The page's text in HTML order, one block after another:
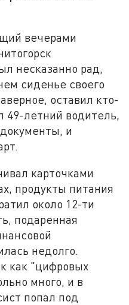
вечерами
несказанно рад,
сиденье своего
оставил кто-
49-летний водитель,
и
карточками
продукты питания
около 12-ти
подаренная
недолго.
как "цифровых
много, и в
попал под